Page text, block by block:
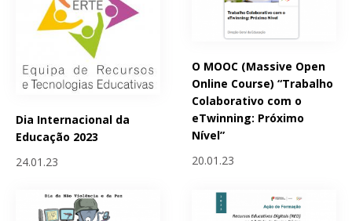
Dia Internacional da
Educação 2023
24.01.23
O MOOC (Massive Open
Online Course) “Trabalho
Colaborativo com o
eTwinning: Próximo
Nível”
20.01.23